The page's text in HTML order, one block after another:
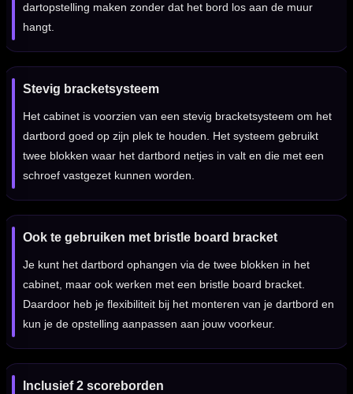
dartopstelling maken zonder dat het bord los aan de muur
hangt.
Stevig bracketsysteem
Het cabinet is voorzien van een stevig bracketsysteem om het
dartbord goed op zijn plek te houden. Het systeem gebruikt
twee blokken waar het dartbord netjes in valt en die met een
schroef vastgezet kunnen worden.
Ook te gebruiken met bristle board bracket
Je kunt het dartbord ophangen via de twee blokken in het
cabinet, maar ook werken met een bristle board bracket.
Daardoor heb je flexibiliteit bij het monteren van je dartbord en
kun je de opstelling aanpassen aan jouw voorkeur.
Inclusief 2 scoreborden